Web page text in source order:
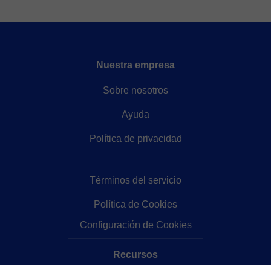
Nuestra empresa
Sobre nosotros
Ayuda
Política de privacidad
Términos del servicio
Política de Cookies
Configuración de Cookies
Recursos